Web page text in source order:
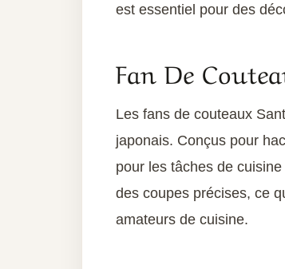
est essentiel pour des
Fan De
Les fans de couteaux
japonais. Conçus pour
pour les tâches de
des coupes précises, ce
amateurs de cuisine.